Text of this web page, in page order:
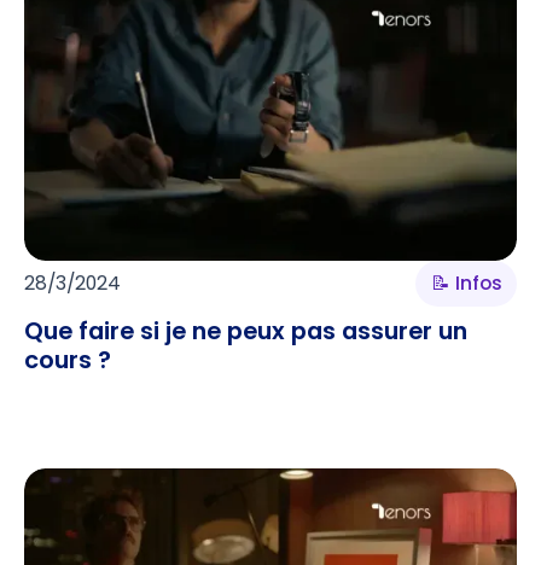
28/3/2024 📝 Infos
Que faire si je ne peux pas assurer un
cours ?